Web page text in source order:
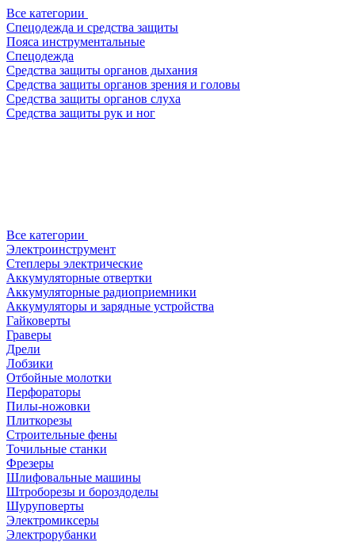
Все категории
Спецодежда и средства защиты
Пояса инструментальные
Спецодежда
Средства защиты органов дыхания
Средства защиты органов зрения и головы
Средства защиты органов слуха
Средства защиты рук и ног
Все категории
Электроинструмент
Степлеры электрические
Аккумуляторные отвертки
Аккумуляторные радиоприемники
Аккумуляторы и зарядные устройства
Гайковерты
Граверы
Дрели
Лобзики
Отбойные молотки
Перфораторы
Пилы-ножовки
Плиткорезы
Строительные фены
Точильные станки
Фрезеры
Шлифовальные машины
Штроборезы и бороздоделы
Шуруповерты
Электромиксеры
Электрорубанки